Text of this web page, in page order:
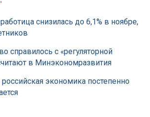
снизилась до 6,1% в ноябре,
справилось с «регуляторной
в Минэкономразвития
экономика постепенно